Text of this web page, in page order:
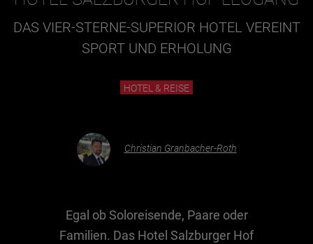
Hotel & Reise
DAS VIER-STERNE-SUPERIOR HOTEL VEREINT
SPORT UND ERHOLUNG
HOTEL & REISE
Christian Granbacher-Roth
Egal ob Soloreisende, Paare oder
Familien. Das Hotel Salzburger Hof